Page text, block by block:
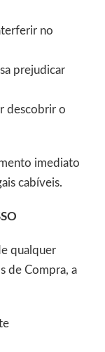
no
prejudicar
descobrir o
imediato
cabíveis.
qualquer
de Compra, a